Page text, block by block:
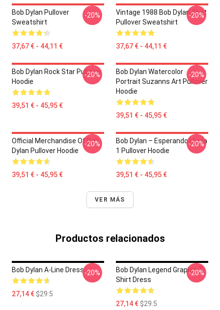
Bob Dylan Pullover
Sweatshirt
37,67 € - 44,11 €
-20%
Vintage 1988 Bob Dylan Shirt
Pullover Sweatshirt
37,67 € - 44,11 €
-20%
Bob Dylan Rock Star Pullover
Hoodie
39,51 € - 45,95 €
-20%
Bob Dylan Watercolor
Portrait Suzanns Art Pullover
Hoodie
39,51 € - 45,95 €
-20%
Official Merchandise Of Bob
Dylan Pullover Hoodie
39,51 € - 45,95 €
-20%
Bob Dylan – Esperando Lluvia
1 Pullover Hoodie
39,51 € - 45,95 €
-20%
VER MÁS
Productos relacionados
Bob Dylan A-Line Dress
27,14 €$29.5
-20%
Bob Dylan Legend Graphic T-
Shirt Dress
27,14 €$29.5
-20%